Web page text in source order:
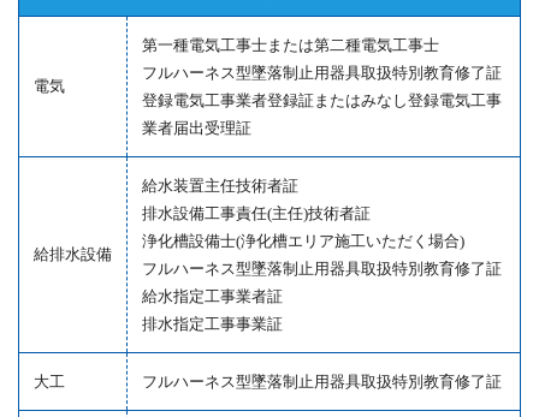
電気
第一種電気工事士または第二種電気工事士
フルハーネス型墜落制止用器具取扱特別教育修了証
登録電気工事業者登録証またはみなし登録電気工事
業者届出受理証
給排水設備
給水装置主任技術者証
排水設備工事責任(主任)技術者証
浄化槽設備士(浄化槽エリア施工いただく場合)
フルハーネス型墜落制止用器具取扱特別教育修了証
給水指定工事業者証
排水指定工事事業証
大工 フルハーネス型墜落制止用器具取扱特別教育修了証